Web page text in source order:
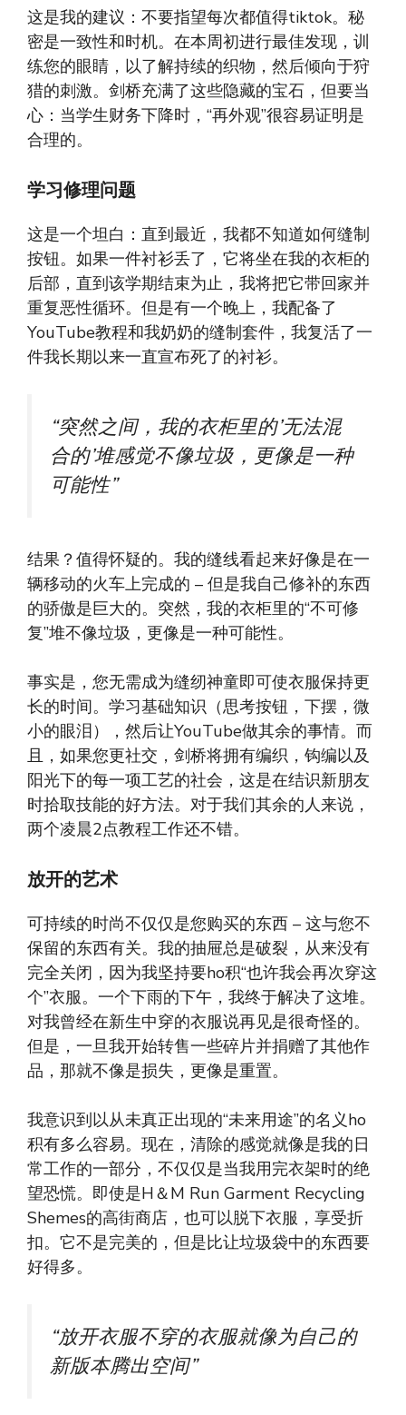
这是我的建议：不要指望每次都值得tiktok。秘
密是一致性和时机。在本周初进行最佳发现，训
练您的眼睛，以了解持续的织物，然后倾向于狩
猎的刺激。剑桥充满了这些隐藏的宝石，但要当
心：当学生财务下降时，“再外观”很容易证明是
合理的。
学习修理问题
这是一个坦白：直到最近，我都不知道如何缝制
按钮。如果一件衬衫丢了，它将坐在我的衣柜的
后部，直到该学期结束为止，我将把它带回家并
重复恶性循环。但是有一个晚上，我配备了
YouTube教程和我奶奶的缝制套件，我复活了一
件我长期以来一直宣布死了的衬衫。
“突然之间，我的衣柜里的’无法混
合的’堆感觉不像垃圾，更像是一种
可能性”
结果？值得怀疑的。我的缝线看起来好像是在一
辆移动的火车上完成的 – 但是我自己修补的东西
的骄傲是巨大的。突然，我的衣柜里的“不可修
复”堆不像垃圾，更像是一种可能性。
事实是，您无需成为缝纫神童即可使衣服保持更
长的时间。学习基础知识（思考按钮，下摆，微
小的眼泪），然后让YouTube做其余的事情。而
且，如果您更社交，剑桥将拥有编织，钩编以及
阳光下的每一项工艺的社会，这是在结识新朋友
时拾取技能的好方法。对于我们其余的人来说，
两个凌晨2点教程工作还不错。
放开的艺术
可持续的时尚不仅仅是您购买的东西 – 这与您不
保留的东西有关。我的抽屉总是破裂，从来没有
完全关闭，因为我坚持要ho积“也许我会再次穿这
个”衣服。一个下雨的下午，我终于解决了这堆。
对我曾经在新生中穿的衣服说再见是很奇怪的。
但是，一旦我开始转售一些碎片并捐赠了其他作
品，那就不像是损失，更像是重置。
我意识到以从未真正出现的“未来用途”的名义ho
积有多么容易。现在，清除的感觉就像是我的日
常工作的一部分，不仅仅是当我用完衣架时的绝
望恐慌。即使是H＆M Run Garment Recycling
Shemes的高街商店，也可以脱下衣服，享受折
扣。它不是完美的，但是比让垃圾袋中的东西要
好得多。
“放开衣服不穿的衣服就像为自己的
新版本腾出空间”